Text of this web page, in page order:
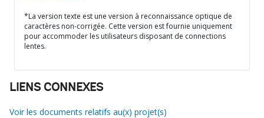
*La version texte est une version à reconnaissance optique de
caractères non-corrigée. Cette version est fournie uniquement
pour accommoder les utilisateurs disposant de connections
lentes.
LIENS CONNEXES
Voir les documents relatifs au(x) projet(s)